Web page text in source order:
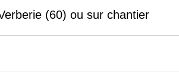
(60) ou sur chantier